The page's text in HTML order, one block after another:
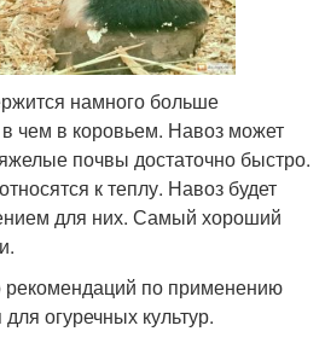
намного больше
чем в коровьем. Навоз может
почвы достаточно быстро.
к теплу. Навоз будет
для них. Самый хороший
рекомендаций по применению
огуречных культур.